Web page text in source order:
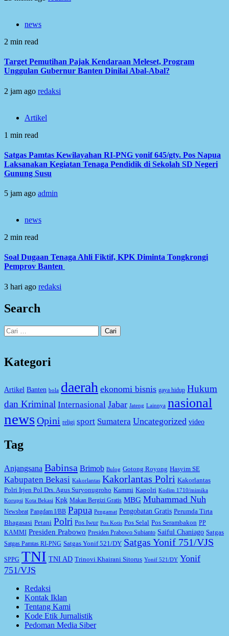
news
2 min read
Target Pemutihan Pajak Kendaraan Meleset, Program
Unggulan Gubernur Banten Dinilai Abal-Abal?
2 jam ago redaksi
Artikel
1 min read
Satgas Pamtas Kewilayahan RI-PNG yonif 645/gty. Pos Napua
Laksanakan Kegiatan Tenaga Pendidik di Sekolah SD Negeri
Gunung Susu
5 jam ago admin
news
2 min read
Soal Dugaan Tenaga Ahli Fiktif, KPK Diminta Tongkrongi
Pemprov Banten
3 hari ago redaksi
Search
Cari
untuk:
Kategori
Artikel Banten bola daerah ekonomi bisnis gaya hidup Hukum
dan Kriminal Internasional Jabar Jateng Lainnya nasional
newsOpini religi sport Sumatera Uncategorized video
Tag
Anjangsana Babinsa Brimob Bulog Gotong Royong Hasyim SE
Kabupaten Bekasi Kakorlantas Kakorlantas Polri Kakorlantas
Polri Irjen Pol Drs. Agus Suryonugroho Kammi Kapolri Kodim 1710/mimika
Korupsi Kota Bekasi Kpk Makan Bergizi Gratis MBG Muhammad Nuh
Newsbeat Pangdam I/BB Papua Pengamat Pengobatan Gratis Perumda Tirta
Bhagasasi Petani Polri Pos Iwur Pos Kotis Pos Selal Pos Serambakon PP
KAMMI Presiden Prabowo Presiden Prabowo Subianto Saiful Chaniago Satgas
Satgas Pamtas RI-PNG Satgas Yonif 521/DY Satgas Yonif 751/VJS
SPPG TNI TNI AD Trinovi Khairani Sitorus Yonif 521/DY Yonif
751/VJS
Redaksi
Kontak Iklan
Tentang Kami
Kode Etik Jurnalistik
Pedoman Media Siber